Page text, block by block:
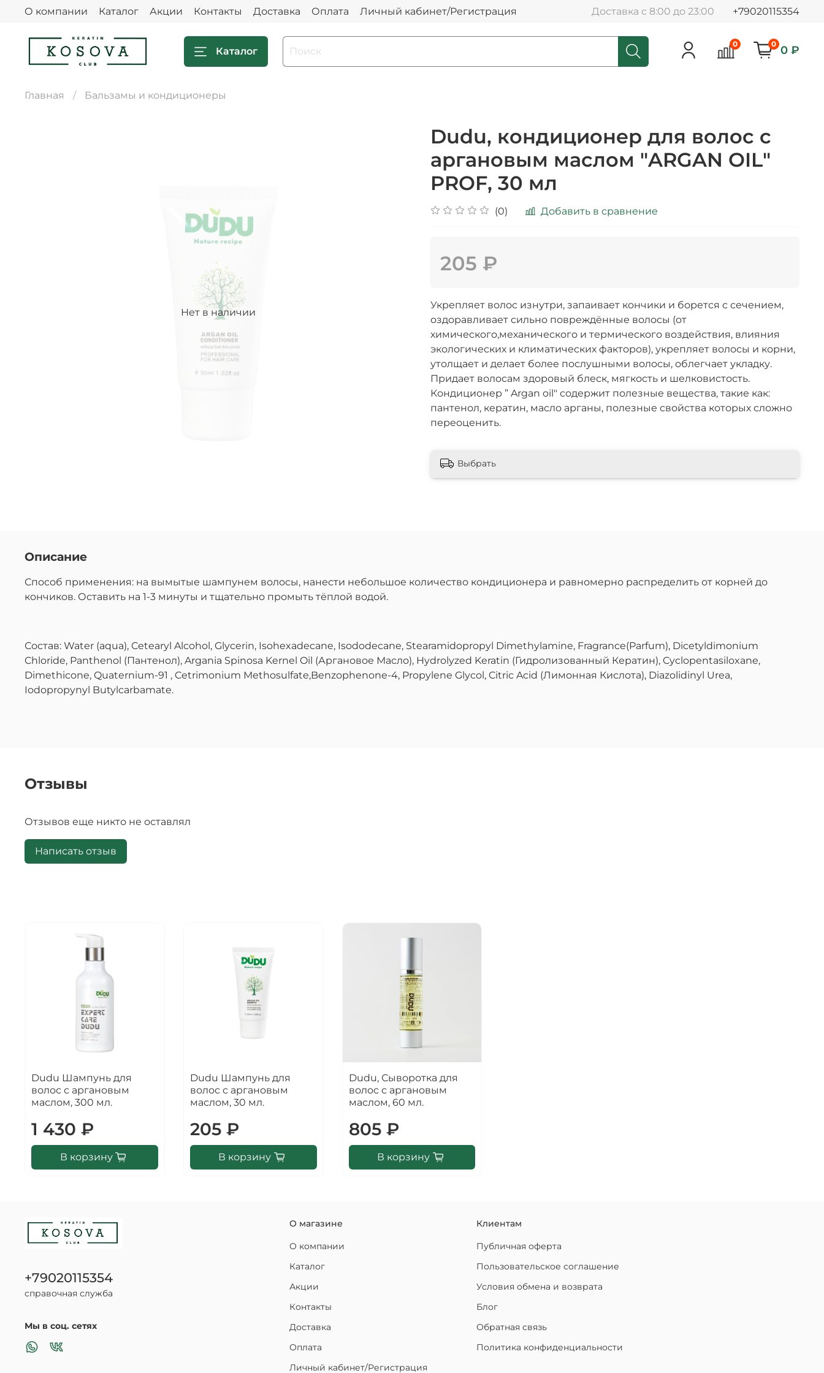
О компании Каталог Акции Контакты Доставка Оплата Личный кабинет/Регистрация Доставка с 8:00 до 23:00 +79020115354
Каталог
0 0 0 ₽
Главная Бальзамы и кондиционеры
Нет в наличии
Dudu, кондиционер для волос с
аргановым маслом "ARGAN OIL"
PROF, 30 мл
(0) Добавить в сравнение
205 ₽
Укрепляет волос изнутри, запаивает кончики и борется с сечением,
оздоравливает сильно повреждённые волосы (от
химического,механического и термического воздействия, влияния
экологических и климатических факторов), укрепляет волосы и корни,
утолщает и делает более послушными волосы, облегчает укладку.
Придает волосам здоровый блеск, мягкость и шелковистость.
Кондиционер ” Argan oil" содержит полезные вещества, такие как:
пантенол, кератин, масло арганы, полезные свойства которых сложно
переоценить.
Выбрать
Описание
Способ применения: на вымытые шампунем волосы, нанести небольшое количество кондиционера и равномерно распределить от корней до
кончиков. Оставить на 1-3 минуты и тщательно промыть тёплой водой.
Состав: Water (aqua), Cetearyl Alcohol, Glycerin, Isohexadecane, Isododecane, Stearamidopropyl Dimethylamine, Fragrance(Parfum), Dicetyldimonium
Chloride, Panthenol (Пантенол), Argania Spinosa Kernel Oil (Аргановое Масло), Hydrolyzed Keratin (Гидролизованный Кератин), Cyclopentasiloxane,
Dimethicone, Quaternium-91 , Cetrimonium Methosulfate,Benzophenone-4, Propylene Glycol, Citric Acid (Лимонная Кислота), Diazolidinyl Urea,
Iodopropynyl Butylcarbamate.
Отзывы
Отзывов еще никто не оставлял
Написать отзыв
Dudu Шампунь для
волос с аргановым
маслом, 300 мл.
1 430 ₽
В корзину
Dudu Шампунь для
волос с аргановым
маслом, 30 мл.
205 ₽
В корзину
Dudu, Сыворотка для
волос с аргановым
маслом, 60 мл.
805 ₽
В корзину
О магазине
О компании
Каталог
Акции
Контакты
Доставка
Оплата
Личный кабинет/Регистрация
Клиентам
Публичная оферта
Пользовательское соглашение
Условия обмена и возврата
Блог
Обратная связь
Политика конфиденциальности
+79020115354
справочная служба
Мы в соц. сетях